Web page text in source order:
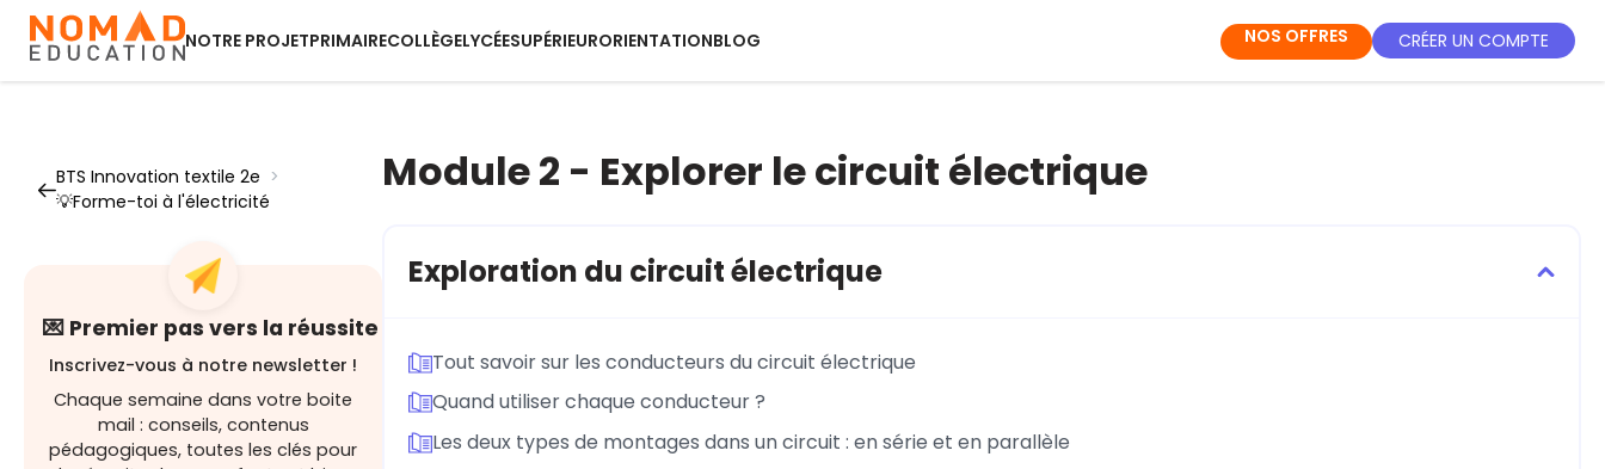
NOTRE PROJETPRIMAIRECOLLÈGELYCÉESUPÉRIEURORIENTATIONBLOG NOS OFFRES CRÉER UN COMPTE
BTS Innovation textile 2e >
💡Forme-toi à l'électricité
💌 Premier pas vers la réussite
Inscrivez-vous à notre newsletter !
Chaque semaine dans votre boite
mail : conseils, contenus
pédagogiques, toutes les clés pour
Module 2 - Explorer le circuit électrique
Exploration du circuit électrique
Tout savoir sur les conducteurs du circuit électrique
Quand utiliser chaque conducteur ?
Les deux types de montages dans un circuit : en série et en parallèle